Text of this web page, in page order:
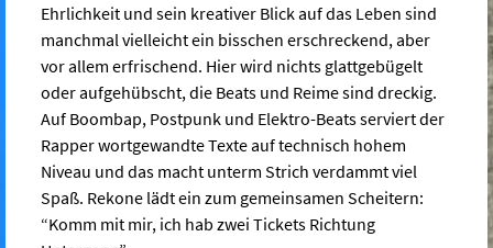
Ehrlichkeit und sein kreativer Blick auf das Leben sind
manchmal vielleicht ein bisschen erschreckend, aber
vor allem erfrischend. Hier wird nichts glattgebügelt
oder aufgehübscht, die Beats und Reime sind dreckig.
Auf Boombap, Postpunk und Elektro-Beats serviert der
Rapper wortgewandte Texte auf technisch hohem
Niveau und das macht unterm Strich verdammt viel
Spaß. Rekone lädt ein zum gemeinsamen Scheitern:
“Komm mit mir, ich hab zwei Tickets Richtung